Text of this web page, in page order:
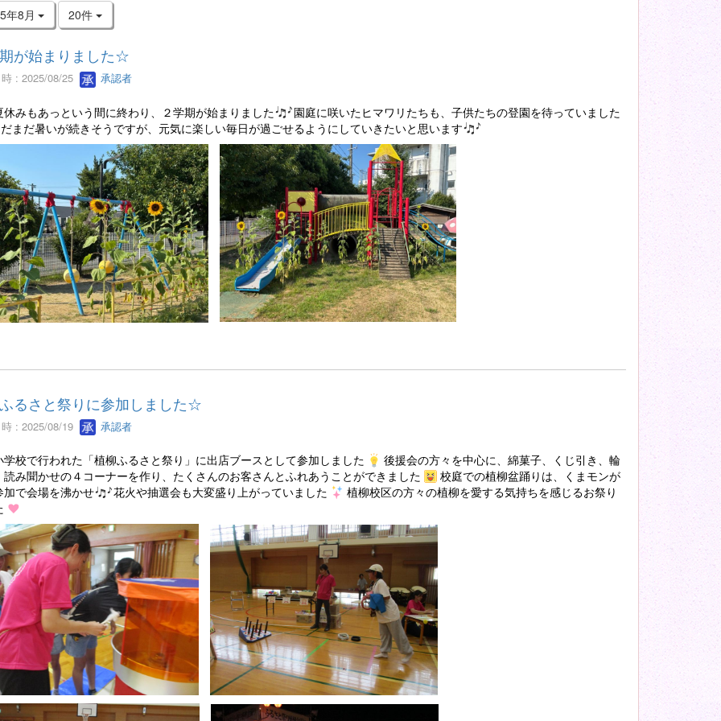
年8月 20件
が始まりました☆
: 2025/08/25 承認者
休みもあっという間に終わり、２学期が始まりました
園庭に咲いたヒマワリたちも、子供たちの登園を待っていました
まだ暑いが続きそうですが、元気に楽しい毎日が過ごせるようにしていきたいと思います
るさと祭りに参加しました☆
: 2025/08/19 承認者
学校で行われた「植柳ふるさと祭り」に出店ブースとして参加しました
後援会の方々を中心に、綿菓子、くじ引き、輪
読み聞かせの４コーナーを作り、たくさんのお客さんとふれあうことができました
校庭での植柳盆踊りは、くまモンが
加で会場を沸かせ
花火や抽選会も大変盛り上がっていました
植柳校区の方々の植柳を愛する気持ちを感じるお祭り